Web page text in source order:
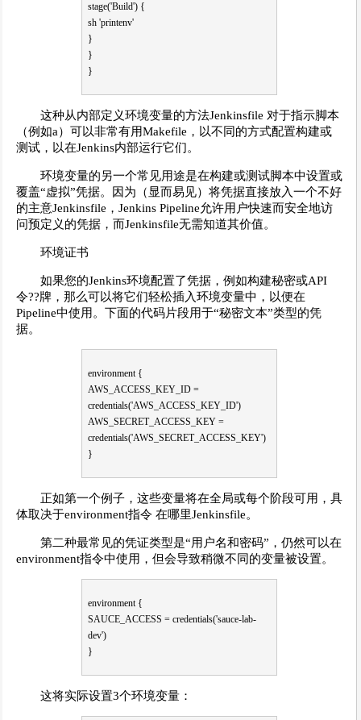
stage('Build') {
sh 'printenv'
}
}
}
这种从内部定义环境变量的方法Jenkinsfile 对于指示脚本
（例如a）可以非常有用Makefile，以不同的方式配置构建或
测试，以在Jenkins内部运行它们。
环境变量的另一个常见用途是在构建或测试脚本中设置或
覆盖“虚拟”凭据。因为（显而易见）将凭据直接放入一个不好
的主意Jenkinsfile，Jenkins Pipeline允许用户快速而安全地访
问预定义的凭据，而Jenkinsfile无需知道其价值。
环境证书
如果您的Jenkins环境配置了凭据，例如构建秘密或API
令??牌，那么可以将它们轻松插入环境变量中，以便在
Pipeline中使用。下面的代码片段用于“秘密文本”类型的凭
据。
environment {
AWS_ACCESS_KEY_ID =
credentials('AWS_ACCESS_KEY_ID')
AWS_SECRET_ACCESS_KEY =
credentials('AWS_SECRET_ACCESS_KEY')
}
正如第一个例子，这些变量将在全局或每个阶段可用，具
体取决于environment指令 在哪里Jenkinsfile。
第二种最常见的凭证类型是“用户名和密码”，仍然可以在
environment指令中使用，但会导致稍微不同的变量被设置。
environment {
SAUCE_ACCESS = credentials('sauce-lab-
dev')
}
这将实际设置3个环境变量：